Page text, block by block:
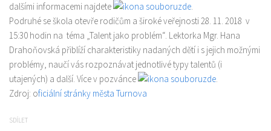
Kalendář akcí
Kontakt
Oblasti informací
Práce v ČR
Práce v zahraničí
dalšími informacemi najdete
zde.
Podruhé se škola otevře rodičům a široké veřejnosti 28. 11. 2018 v
15:30 hodin na téma „Talent jako problém“. Lektorka Mgr. Hana
Drahoňovská přiblíží charakteristiky nadaných dětí i s jejich možnými
problémy, naučí vás rozpoznávat jednotlivé typy talentů (i
utajených) a další. Více v pozvánce
zde.
Zdroj: oficiální stránky města Turnova
SDÍLET